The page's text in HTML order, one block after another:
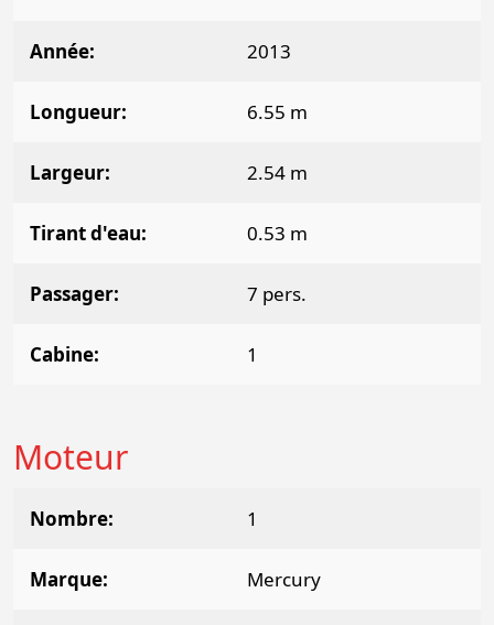
Année 2013
Longueur 6.55 m
Largeur 2.54 m
Tirant d'eau 0.53 m
Passager 7 pers.
Cabine 1
Moteur
Nombre 1
Marque Mercury